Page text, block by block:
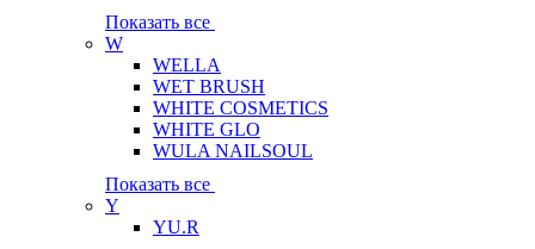
Показать все
W
WELLA
WET BRUSH
WHITE COSMETICS
WHITE GLO
WULA NAILSOUL
Показать все
Y
YU.R